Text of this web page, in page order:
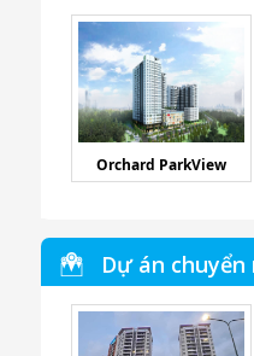
Orchard ParkView
Dự án